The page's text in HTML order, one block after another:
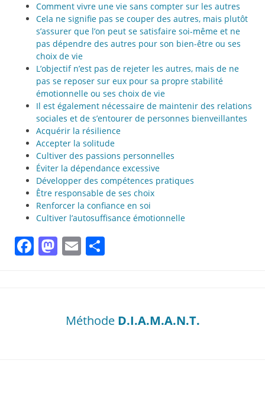
Comment vivre une vie sans compter sur les autres
Cela ne signifie pas se couper des autres, mais plutôt
s’assurer que l’on peut se satisfaire soi-même et ne
pas dépendre des autres pour son bien-être ou ses
choix de vie
L’objectif n’est pas de rejeter les autres, mais de ne
pas se reposer sur eux pour sa propre stabilité
émotionnelle ou ses choix de vie
Il est également nécessaire de maintenir des relations
sociales et de s’entourer de personnes bienveillantes
Acquérir la résilience
Accepter la solitude
Cultiver des passions personnelles
Éviter la dépendance excessive
Développer des compétences pratiques
Être responsable de ses choix
Renforcer la confiance en soi
Cultiver l’autosuffisance émotionnelle
Facebook
Mastodon
Email
Méthode D.I.A.M.A.N.T.